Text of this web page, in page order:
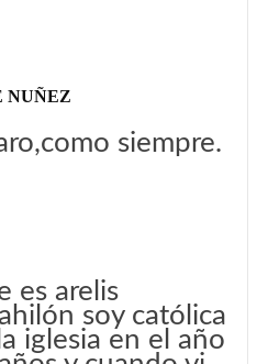
NUÑEZ
siempre.
es arelis
soy católica
iglesia en el año